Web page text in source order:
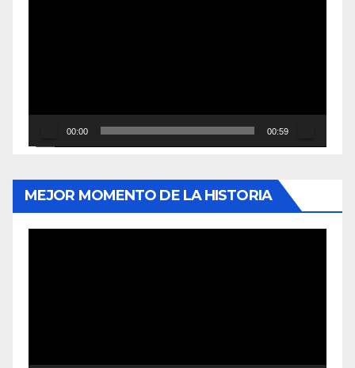
00:00 00:59
MEJOR MOMENTO DE LA HISTORIA